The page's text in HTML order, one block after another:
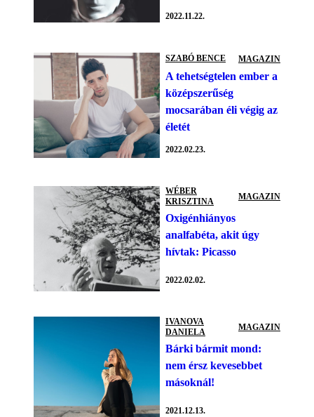
2022.11.22.
SZABÓ BENCE MAGAZIN
A tehetségtelen ember a
középszerűség
mocsarában éli végig az
életét
2022.02.23.
WÉBER
KRISZTINA
MAGAZIN
Oxigénhiányos
analfabéta, akit úgy
hívtak: Picasso
2022.02.02.
IVANOVA
DANIELA
MAGAZIN
Bárki bármit mond:
nem érsz kevesebbet
másoknál!
2021.12.13.